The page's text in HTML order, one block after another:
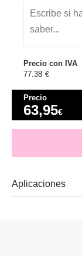
Precio con IVA
77.38 €
Precio
63,95€
Aplicaciones